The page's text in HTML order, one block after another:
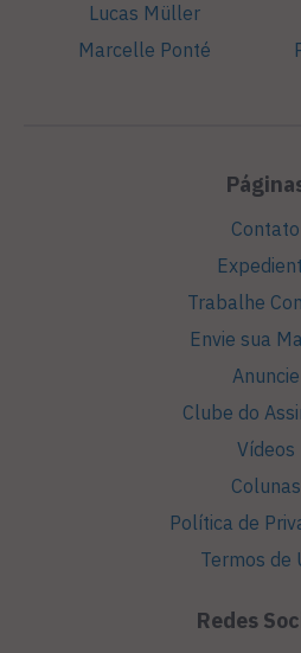
Lucas Müller
Marcelle Ponté
Contato
Trabalhe
Envie sua
Anuncie
Clube do
Vídeos
Colunas
Política de
Termos de
Redes